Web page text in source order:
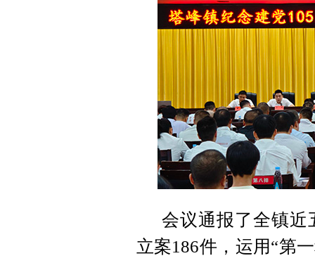
会议通报了全镇近
立案186件，运用“第